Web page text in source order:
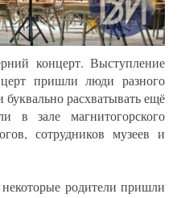
концерт. Выступление
пришли люди разного
расхватывать ещё
зале магнитогорского
сотрудников музеев и
родители пришли